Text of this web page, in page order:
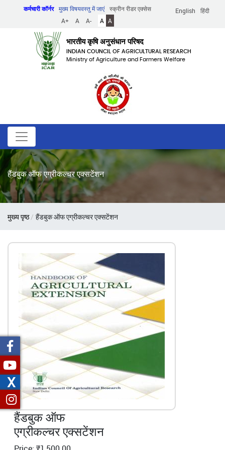
English हिंदी
कर्मचारी कॉर्नर मुख्य विषयवस्तु में जाएं
स्क्रीन रीडर एक्सेस
A+
A A- A A
भारतीय कृषि अनुसंधान परिषद
INDIAN COUNCIL OF AGRICULTURAL RESEARCH
Ministry of Agriculture and Farmers Welfare
हैंडबुक ऑफ एग्रीकल्चर एक्सटेंशन
पग
मुख्य पृष्ठ हैंडबुक ऑफ एग्रीकल्चर एक्सटेंशन
हैंडबुक ऑफ
एग्रीकल्चर एक्सटेंशन
X